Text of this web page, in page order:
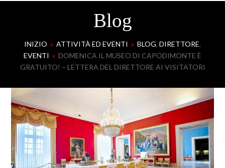
Blog
INIZIO » ATTIVITÀ ED EVENTI » BLOG, DIRETTORE,
EVENTI » DOMENICA IL MUSEO DI CAPODIMONTE È
GRATUITO! – LETTERA DEL DIRETTORE AI VISITATORI